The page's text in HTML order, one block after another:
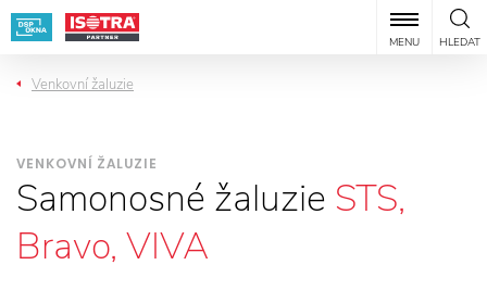
HLEDAT
MENU
Venkovní žaluzie
VENKOVNÍ ŽALUZIE
Samonosné žaluzie STS,
Bravo, VIVA